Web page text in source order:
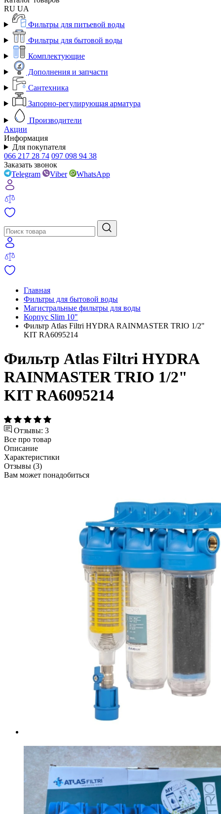
RU UA
Фильтры для питьевой воды
Фильтры для бытовой воды
Комплектующие
Дополнения и запчасти
Сантехника
Запорно-регулирующая арматура
Производители
Акции
Информация
Для покупателя
066 217 28 74 097 098 94 38
Заказать звонок
Telegram
Viber WhatsApp
Главная
Фильтры для бытовой воды
Магистральные фильтры для воды
Корпус Slim 10"
Фильтр Atlas Filtri HYDRA RAINMASTER TRIO 1/2"
KIT RA6095214
Фильтр Atlas Filtri HYDRA
RAINMASTER TRIO 1/2"
KIT RA6095214
Отзывы: 3
Все про товар
Описание
Характеристики
Отзывы (3)
Вам может понадобиться